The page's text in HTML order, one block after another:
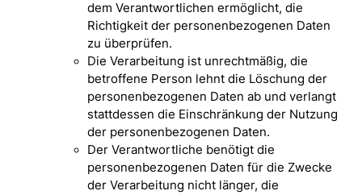
dem Verantwortlichen ermöglicht, die
Richtigkeit der personenbezogenen Daten
zu überprüfen.
Die Verarbeitung ist unrechtmäßig, die
betroffene Person lehnt die Löschung der
personenbezogenen Daten ab und verlangt
stattdessen die Einschränkung der Nutzung
der personenbezogenen Daten.
Der Verantwortliche benötigt die
personenbezogenen Daten für die Zwecke
der Verarbeitung nicht länger, die